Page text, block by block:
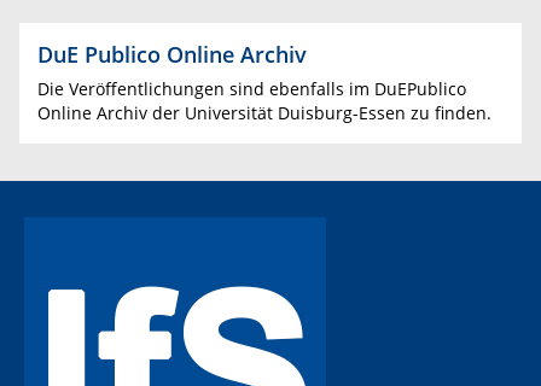
DuE Publico Online Archiv
Die Veröffentlichungen sind ebenfalls im DuEPublico
Online Archiv der Universität Duisburg-Essen zu finden.